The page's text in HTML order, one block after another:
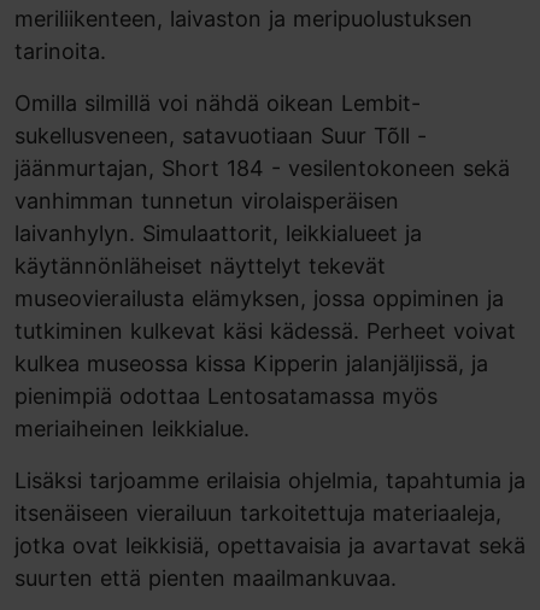
meriliikenteen, laivaston ja meripuolustuksen
tarinoita.
Omilla silmillä voi nähdä oikean Lembit-
sukellusveneen, satavuotiaan Suur Tõll -
jäänmurtajan, Short 184 - vesilentokoneen sekä
vanhimman tunnetun virolaisperäisen
laivanhylyn. Simulaattorit, leikkialueet ja
käytännönläheiset näyttelyt tekevät
museovierailusta elämyksen, jossa oppiminen ja
tutkiminen kulkevat käsi kädessä. Perheet voivat
kulkea museossa kissa Kipperin jalanjäljissä, ja
pienimpiä odottaa Lentosatamassa myös
meriaiheinen leikkialue.
Lisäksi tarjoamme erilaisia ohjelmia, tapahtumia ja
itsenäiseen vierailuun tarkoitettuja materiaaleja,
jotka ovat leikkisiä, opettavaisia ja avartavat sekä
suurten että pienten maailmankuvaa.